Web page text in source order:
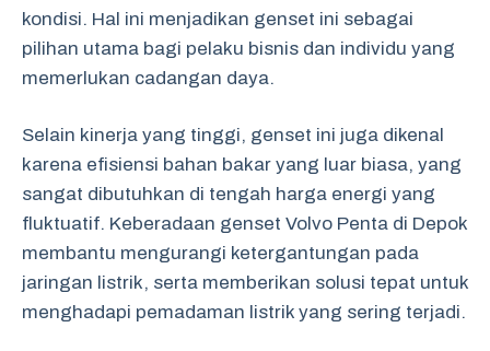
kondisi. Hal ini menjadikan genset ini sebagai
pilihan utama bagi pelaku bisnis dan individu yang
memerlukan cadangan daya.
Selain kinerja yang tinggi, genset ini juga dikenal
karena efisiensi bahan bakar yang luar biasa, yang
sangat dibutuhkan di tengah harga energi yang
fluktuatif. Keberadaan genset Volvo Penta di Depok
membantu mengurangi ketergantungan pada
jaringan listrik, serta memberikan solusi tepat untuk
menghadapi pemadaman listrik yang sering terjadi.